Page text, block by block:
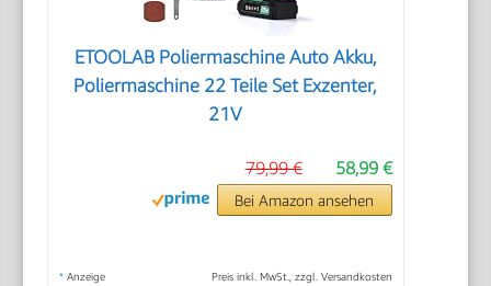
ETOOLAB Poliermaschine Auto Akku,
Poliermaschine 22 Teile Set Exzenter,
21V
58,99 €
79,99 €
Bei Amazon ansehen
* Anzeige Preis inkl. MwSt., zzgl. Versandkosten